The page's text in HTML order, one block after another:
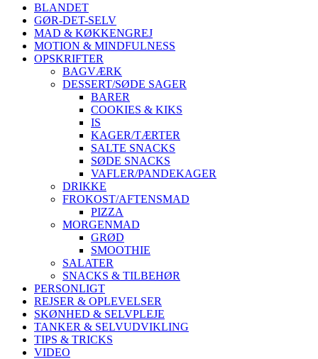
BLANDET
GØR-DET-SELV
MAD & KØKKENGREJ
MOTION & MINDFULNESS
OPSKRIFTER
BAGVÆRK
DESSERT/SØDE SAGER
BARER
COOKIES & KIKS
IS
KAGER/TÆRTER
SALTE SNACKS
SØDE SNACKS
VAFLER/PANDEKAGER
DRIKKE
FROKOST/AFTENSMAD
PIZZA
MORGENMAD
GRØD
SMOOTHIE
SALATER
SNACKS & TILBEHØR
PERSONLIGT
REJSER & OPLEVELSER
SKØNHED & SELVPLEJE
TANKER & SELVUDVIKLING
TIPS & TRICKS
VIDEO